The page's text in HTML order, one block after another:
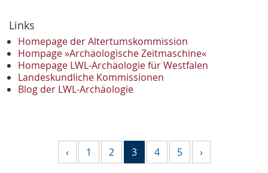
Dezember
November 2
Oktober 1
September 2
August 1
Mai 1
Links
Homepage der Altertumskommission
Hompage »Archäologische Zeitmaschine«
Homepage LWL-Archäologie für Westfalen
Landeskundliche Kommissionen
Blog der LWL-Archäologie
‹ 1 2 3 4 5 ›